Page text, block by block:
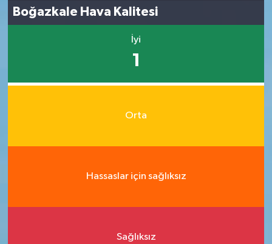
Boğazkale Hava Kalitesi
İyi
1
Orta
Hassaslar için sağlıksız
Sağlıksız